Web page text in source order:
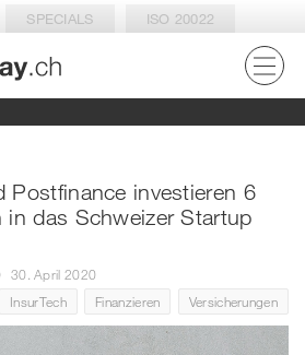
SPECIALS ISO 20022
Postfinance investieren 6
in das Schweizer Startup
30. April 2020
InsurTech
Finanzieren Versicherungen